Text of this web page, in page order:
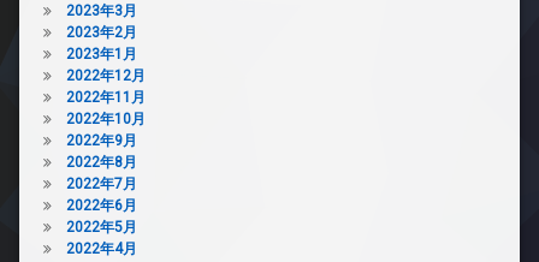
2023年3月
2023年2月
2023年1月
2022年12月
2022年11月
2022年10月
2022年9月
2022年8月
2022年7月
2022年6月
2022年5月
2022年4月